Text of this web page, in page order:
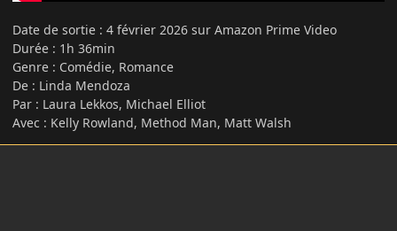
Date de sortie : 4 février 2026 sur Amazon Prime Video
Durée : 1h 36min
Genre : Comédie, Romance
De : Linda Mendoza
Par : Laura Lekkos, Michael Elliot
Avec : Kelly Rowland, Method Man, Matt Walsh